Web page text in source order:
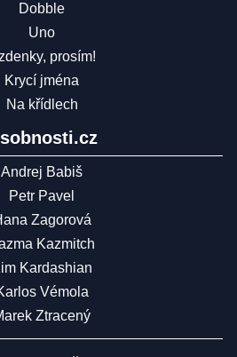
Dobble
Uno
prosím!
Krycí jména
Na křídlech
Andrej Babiš
Petr Pavel
Zagorová
Kazmitch
Kardashian
Vémola
Ztracený